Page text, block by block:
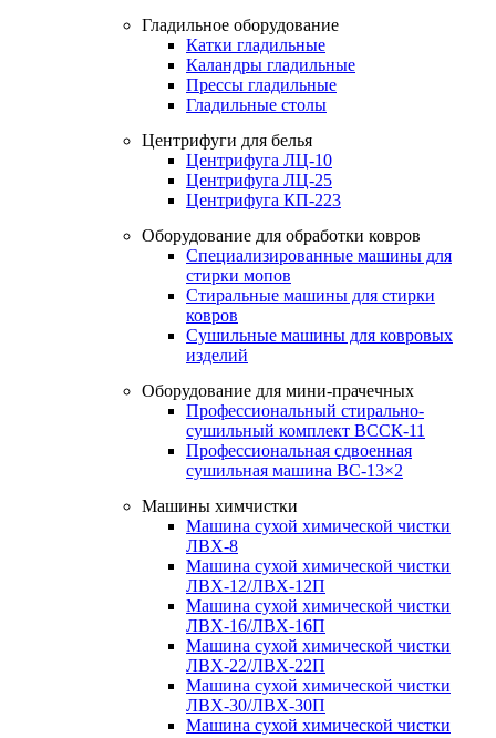
Гладильное оборудование
Катки гладильные
Каландры гладильные
Прессы гладильные
Гладильные столы
Центрифуги для белья
Центрифуга ЛЦ-10
Центрифуга ЛЦ-25
Центрифуга КП-223
Оборудование для обработки ковров
Специализированные машины для
стирки мопов
Стиральные машины для стирки
ковров
Сушильные машины для ковровых
изделий
Оборудование для мини-прачечных
Профессиональный стирально-
сушильный комплект ВССК-11
Профессиональная сдвоенная
сушильная машина ВС-13×2
Машины химчистки
Машина сухой химической чистки
ЛВХ-8
Машина сухой химической чистки
ЛВХ-12/ЛВХ-12П
Машина сухой химической чистки
ЛВХ-16/ЛВХ-16П
Машина сухой химической чистки
ЛВХ-22/ЛВХ-22П
Машина сухой химической чистки
ЛВХ-30/ЛВХ-30П
Машина сухой химической чистки